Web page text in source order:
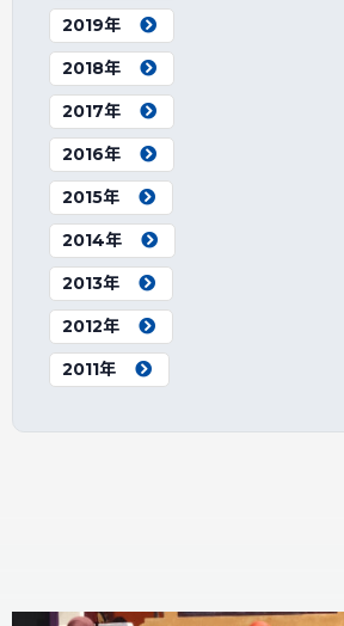
2019年
2018年
2017年
2016年
2015年
2014年
2013年
2012年
2011年